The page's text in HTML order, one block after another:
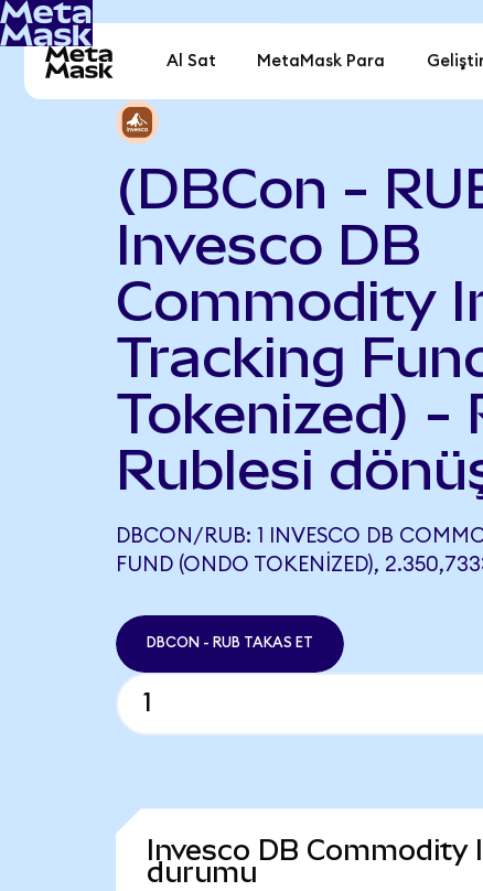
Al Sat MetaMask Para
(DBCon -
Invesco DB
Commodity
Tracking
Tokenized) -
Rublesi
DBCON/RUB: 1 INVESCO DB
FUND (ONDO TOKENIZED),
DBCON - RUB TAKAS ET
Invesco DB Commodity
durumu